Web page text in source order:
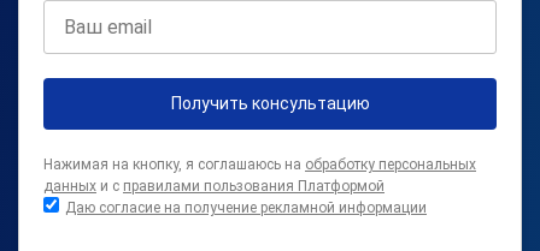
Получить консультацию
Нажимая на кнопку, я соглашаюсь на обработку персональных
данных и с правилами пользования Платформой
Даю согласие на получение рекламной информации